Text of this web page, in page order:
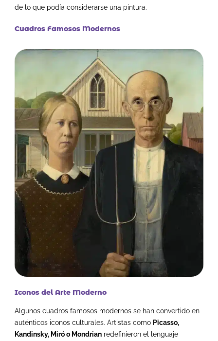
de lo que podía considerarse una pintura.
Cuadros Famosos Modernos
Iconos del Arte Moderno
Algunos cuadros famosos modernos se han convertido en
auténticos iconos culturales. Artistas como Picasso,
Kandinsky, Miró o Mondrian redefinieron el lenguaje